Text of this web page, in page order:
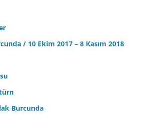
/ 10 Ekim 2017 – 8 Kasım 2018
Burcunda